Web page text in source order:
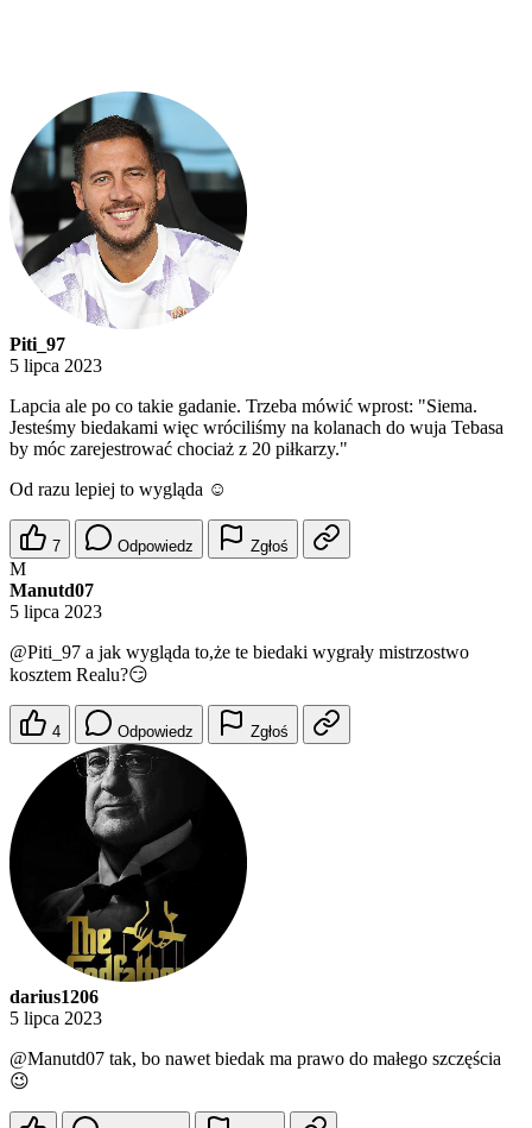
Piti_97
5 lipca 2023
Lapcia ale po co takie gadanie. Trzeba mówić wprost: "Siema.
Jesteśmy biedakami więc wróciliśmy na kolanach do wuja Tebasa
by móc zarejestrować chociaż z 20 piłkarzy."
Od razu lepiej to wygląda ☺️
7 Odpowiedz Zgłoś
M
Manutd07
5 lipca 2023
@Piti_97 a jak wygląda to,że te biedaki wygrały mistrzostwo
kosztem Realu?😏
4 Odpowiedz Zgłoś
darius1206
5 lipca 2023
@Manutd07 tak, bo nawet biedak ma prawo do małego szczęścia
😉